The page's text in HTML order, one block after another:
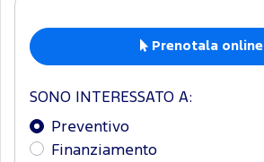
Prenotala online
SONO INTERESSATO A:
Preventivo
Finanziamento